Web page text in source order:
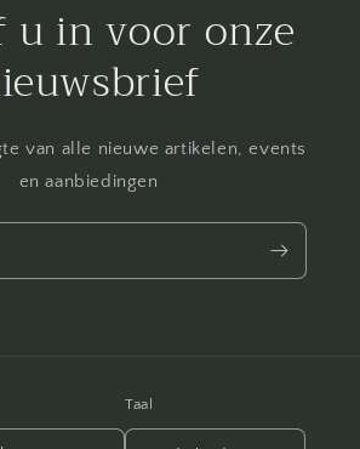
u in voor onze
van alle nieuwe artikelen, events
en aanbiedingen
Taal